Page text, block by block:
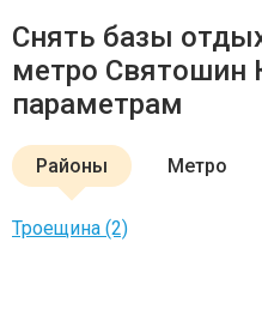
Снять базы
метро Святошин
параметрам
Районы Метро
Троещина (2)